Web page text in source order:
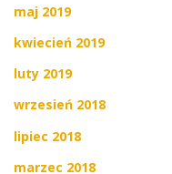
maj 2019
kwiecień 2019
luty 2019
wrzesień 2018
lipiec 2018
marzec 2018